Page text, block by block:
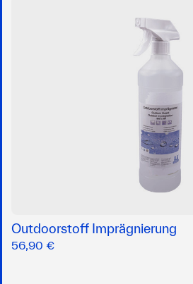
Outdoorstoff Imprägnierung
56,90 €